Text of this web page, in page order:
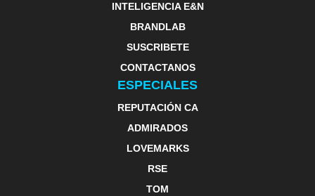
INTELIGENCIA E&N
BRANDLAB
SUSCRIBETE
CONTACTANOS
ESPECIALES
REPUTACIÓN CA
ADMIRADOS
LOVEMARKS
RSE
TOM